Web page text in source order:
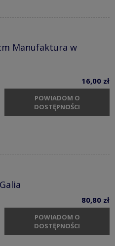
Manufaktura w
16,00 zł
POWIADOM O
DOSTĘPNOŚCI
80,80 zł
POWIADOM O
DOSTĘPNOŚCI